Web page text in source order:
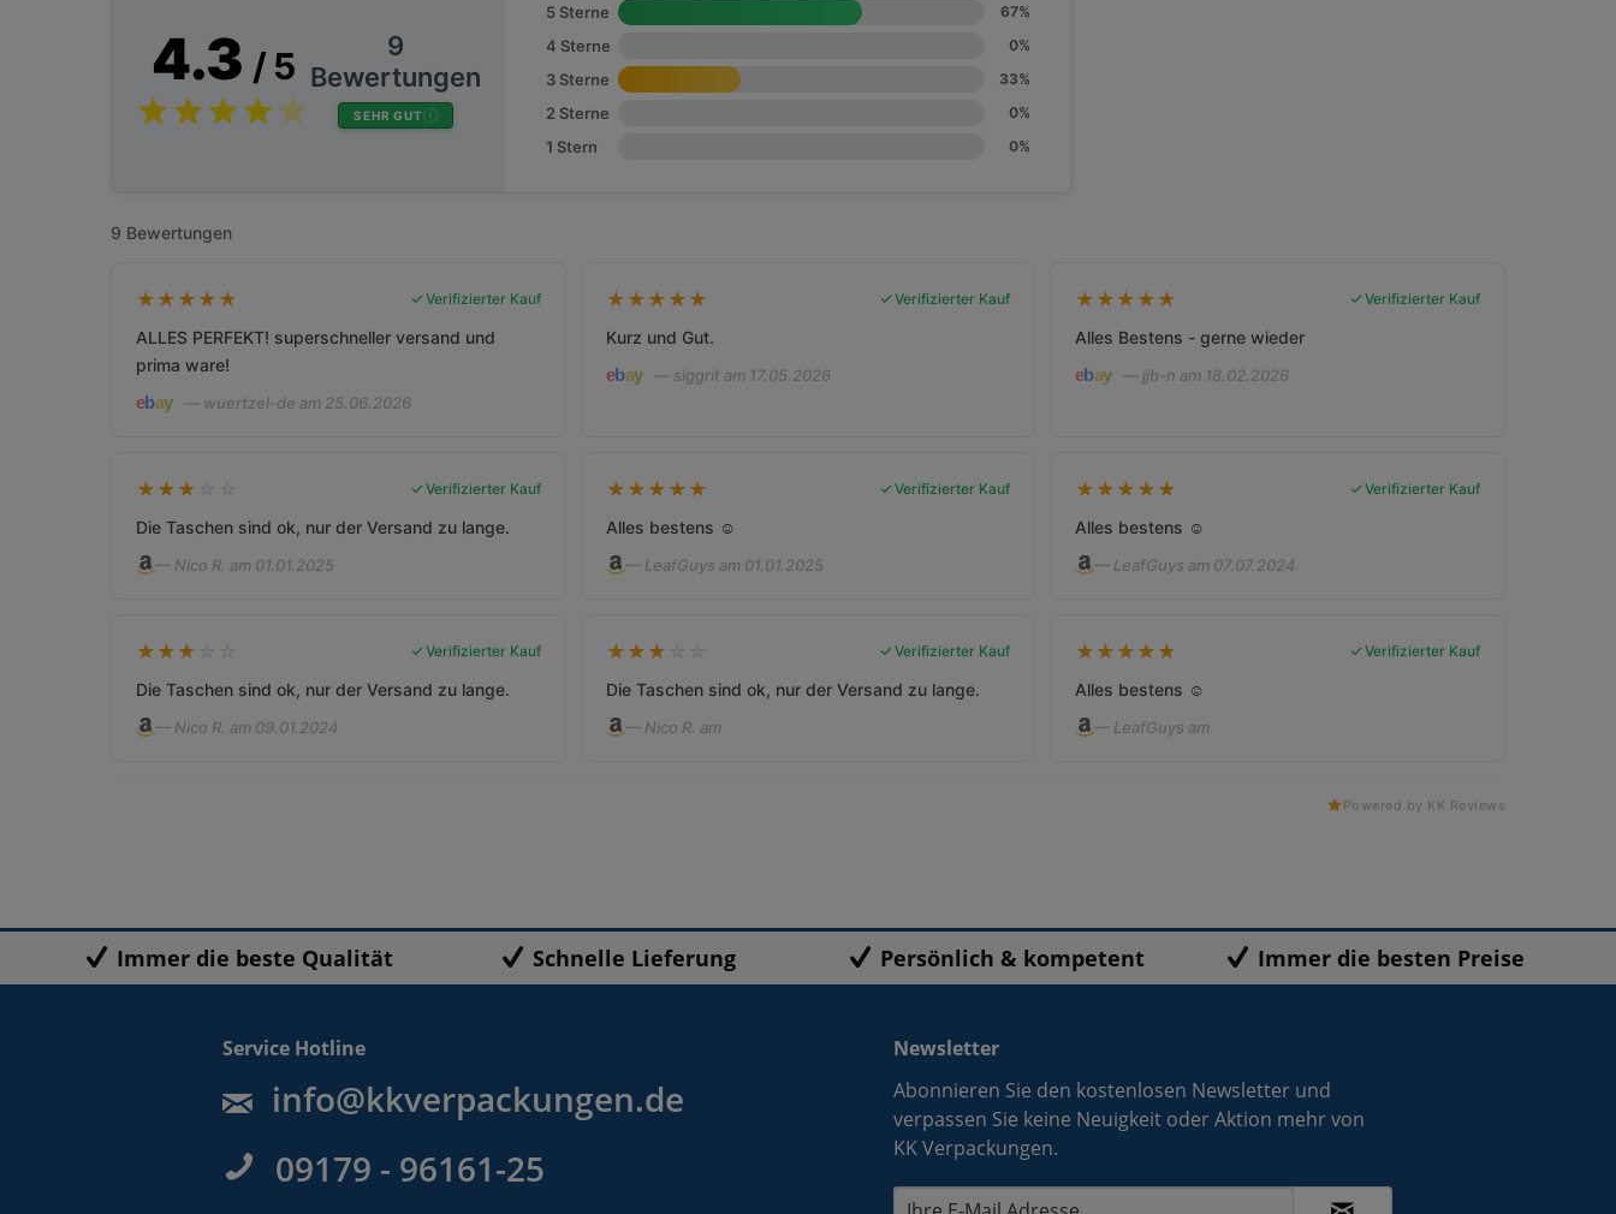
4.3 / 5
9
Bewertungen
SEHR GUT
5 Sterne 67%
4 Sterne 0%
3 Sterne 33%
2 Sterne 0%
1 Stern 0%
9 Bewertungen
★ ★ ★ ★ ★ Verifizierter Kauf
ALLES PERFEKT! superschneller versand und
prima ware!
— wuertzel-de am 25.06.2026
★ ★ ★ ★ ★ Verifizierter Kauf
Kurz und Gut.
— siggrit am 17.05.2026
★ ★ ★ ★ ★ Verifizierter Kauf
Alles Bestens - gerne wieder
— jjb-n am 18.02.2026
★ ★ ★ Verifizierter Kauf
Die Taschen sind ok, nur der Versand zu lange.
— Nico R. am 01.01.2025
★ ★ ★ ★ ★ Verifizierter Kauf
Alles bestens ☺️
— LeafGuys am 01.01.2025
★ ★ ★ ★ ★ Verifizierter Kauf
Alles bestens ☺️
— LeafGuys am 07.07.2024
★ ★ ★ Verifizierter Kauf
Die Taschen sind ok, nur der Versand zu lange.
— Nico R. am 09.01.2024
★ ★ ★ Verifizierter Kauf
Die Taschen sind ok, nur der Versand zu lange.
— Nico R. am
★ ★ ★ ★ ★ Verifizierter Kauf
Alles bestens ☺️
— LeafGuys am
Powered by KK Reviews
Immer die beste Qualität Schnelle Lieferung Persönlich & kompetent Immer die besten Preise
Service Hotline
info@kkverpackungen.de
09179 - 96161-25
Newsletter
Abonnieren Sie den kostenlosen Newsletter und
verpassen Sie keine Neuigkeit oder Aktion mehr von
KK Verpackungen.